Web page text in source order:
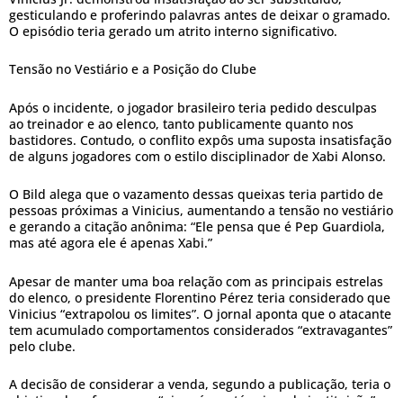
gesticulando e proferindo palavras antes de deixar o gramado.
O episódio teria gerado um atrito interno significativo.
Tensão no Vestiário e a Posição do Clube
Após o incidente, o jogador brasileiro teria pedido desculpas
ao treinador e ao elenco, tanto publicamente quanto nos
bastidores. Contudo, o conflito expôs uma suposta insatisfação
de alguns jogadores com o estilo disciplinador de Xabi Alonso.
O Bild alega que o vazamento dessas queixas teria partido de
pessoas próximas a Vinicius, aumentando a tensão no vestiário
e gerando a citação anônima: “Ele pensa que é Pep Guardiola,
mas até agora ele é apenas Xabi.”
Apesar de manter uma boa relação com as principais estrelas
do elenco, o presidente Florentino Pérez teria considerado que
Vinicius “extrapolou os limites”. O jornal aponta que o atacante
tem acumulado comportamentos considerados “extravagantes”
pelo clube.
A decisão de considerar a venda, segundo a publicação, teria o